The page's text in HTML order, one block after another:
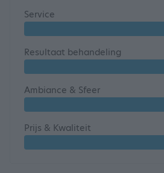
Service
Resultaat behandeling
Ambiance & Sfeer
Prijs & Kwaliteit